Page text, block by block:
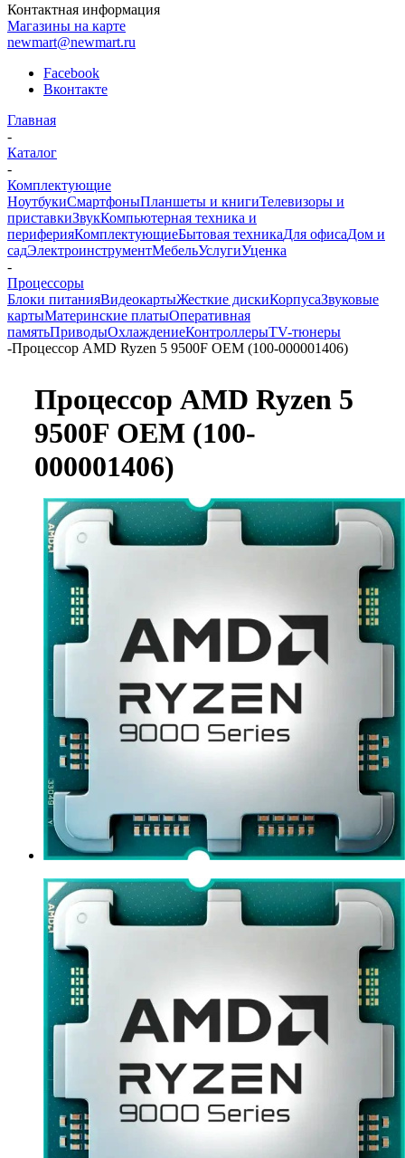
Контактная информация
Магазины на карте
newmart@newmart.ru
Facebook
Вконтакте
Главная
-
Каталог
-
Комплектующие
НоутбукиСмартфоныПланшеты и книгиТелевизоры и
приставкиЗвукКомпьютерная техника и
периферияКомплектующиеБытовая техникаДля офисаДом и
садЭлектроинструментМебельУслугиУценка
-
Процессоры
Блоки питанияВидеокартыЖесткие дискиКорпусаЗвуковые
картыМатеринские платыОперативная
памятьПриводыОхлаждениеКонтроллерыTV-тюнеры
-Процессор AMD Ryzen 5 9500F OEM (100-000001406)
Процессор AMD Ryzen 5
9500F OEM (100-
000001406)